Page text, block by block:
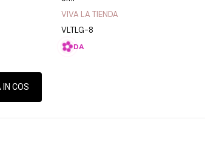
VIVA LA TIENDA
VLTLG-8
DA
COS